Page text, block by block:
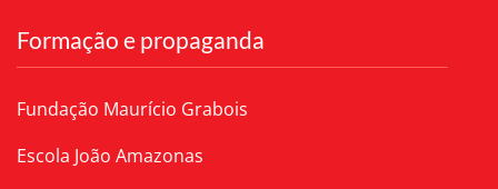
Formação e propaganda
Fundação Maurício Grabois
Escola João Amazonas